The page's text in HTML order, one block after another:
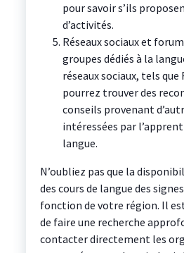
pour savoir s’ils
d’activités.
Réseaux sociaux et
groupes dédiés à la
réseaux sociaux, tels que
pourrez trouver des
conseils provenant
intéressées par
langue.
N’oubliez pas que la
des cours de langue des
fonction de votre région. Il
de faire une recherche
contacter directement les